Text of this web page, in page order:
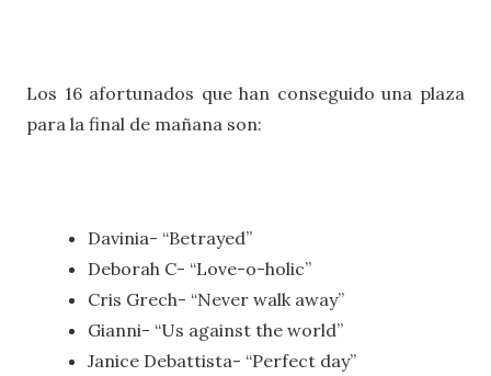
Los 16 afortunados que han conseguido una plaza
para la final de mañana son:
Davinia- “Betrayed”
Deborah C- “Love-o-holic”
Cris Grech- “Never walk away”
Gianni- “Us against the world”
Janice Debattista- “Perfect day”